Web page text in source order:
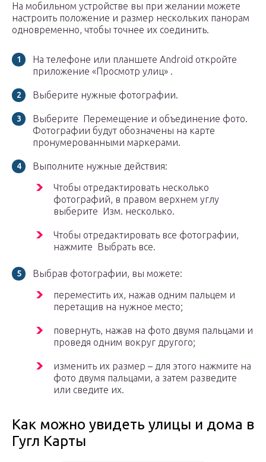
На мобильном устройстве вы при желании можете
настроить положение и размер нескольких панорам
одновременно, чтобы точнее их соединить.
На телефоне или планшете Android откройте
приложение «Просмотр улиц» .
Выберите нужные фотографии.
Выберите Перемещение и объединение фото.
Фотографии будут обозначены на карте
пронумерованными маркерами.
Выполните нужные действия:
Чтобы отредактировать несколько
фотографий, в правом верхнем углу
выберите Изм. несколько.
Чтобы отредактировать все фотографии,
нажмите Выбрать все.
Выбрав фотографии, вы можете:
переместить их, нажав одним пальцем и
перетащив на нужное место;
повернуть, нажав на фото двумя пальцами и
проведя одним вокруг другого;
изменить их размер – для этого нажмите на
фото двумя пальцами, а затем разведите
или сведите их.
Как можно увидеть улицы и дома в
Гугл Карты